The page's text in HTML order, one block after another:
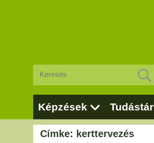
Képzések Tudástár
Címke: kerttervezés